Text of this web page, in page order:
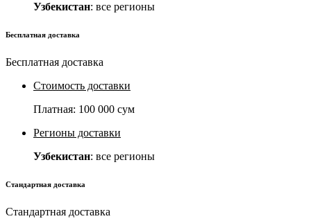
Узбекистан: все регионы
Бесплатная доставка
Бесплатная доставка
Стоимость доставки
Платная: 100 000 сум
Регионы доставки
Узбекистан: все регионы
Стандартная доставка
Стандартная доставка